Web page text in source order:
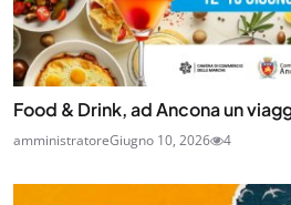
Food & Drink, ad Ancona un
amministratoreGiugno 10, 2026 4